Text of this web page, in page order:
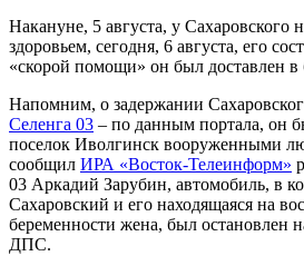
Накануне, 5 августа, у Сахаровского
здоровьем, сегодня, 6 августа, его
«скорой помощи» он был доставлен в
Напомним, о задержании
Селенга 03 – по данным портала, он
поселок Иволгинск вооруженными
сообщил ИРА «Восток-Телеинформ»
03 Аркадий Зарубин, автомобиль, в
Сахаровский и его находящаяся на
беременности жена, был остановлен
ДПС.